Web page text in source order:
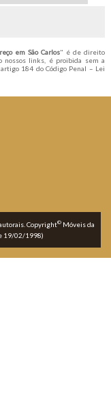
em São Carlos" é de direito
nossos links, é proibida sem a
184 do Código Penal – Lei
Copyright© Móveis da
19/02/1998)